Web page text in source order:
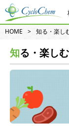
HOME 知る・楽し
知る・楽しむ